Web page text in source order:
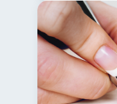
Vacaciones 2
Cuenta
Inversiones